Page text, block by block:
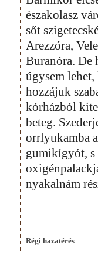
északolasz
sőt
Arezzóra,
Buranóra. De
úgysem
hozzájuk
kórházból
beteg.
orrlyukamba
gumikígyót, s
nyakalnám
Régi hazatérés